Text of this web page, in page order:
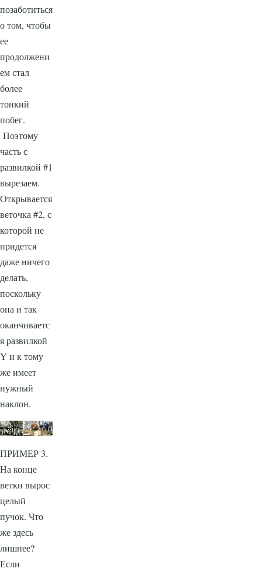
позаботиться
о том, чтобы
ее
продолжени
ем стал
более
тонкий
побег.
Поэтому
часть с
развилкой #1
вырезаем.
Открывается
веточка #2, с
которой не
придется
даже ничего
делать,
поскольку
она и так
оканчиваетс
я развилкой
Y и к тому
же имеет
нужный
наклон.
ПРИМЕР 3.
На конце
ветки вырос
целый
пучок. Что
же здесь
лишнее?
Если